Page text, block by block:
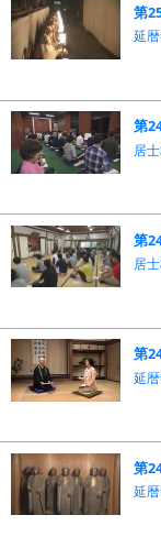
第
延
第
居
第
居
第
延
第
延